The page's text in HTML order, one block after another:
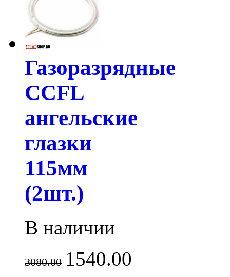
Газоразрядные
CCFL
ангельские
глазки
115мм
(2шт.)
В наличии
3080.00 1540.00